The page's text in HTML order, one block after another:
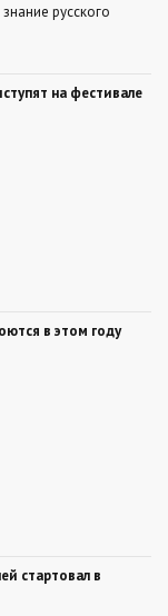
русского
на фестивале
в этом году
стартовал в